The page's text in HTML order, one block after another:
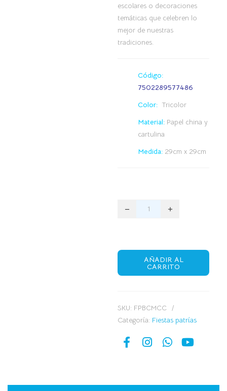
escolares o decoraciones
temáticas que celebren lo
mejor de nuestras
tradiciones.
Código:
7502289577486
Color: Tricolor
Material: Papel china y
cartulina
Medida: 29cm x 29cm
AÑADIR AL
CARRITO
SKU: FPBCMCC
Categoría: Fiestas patrías